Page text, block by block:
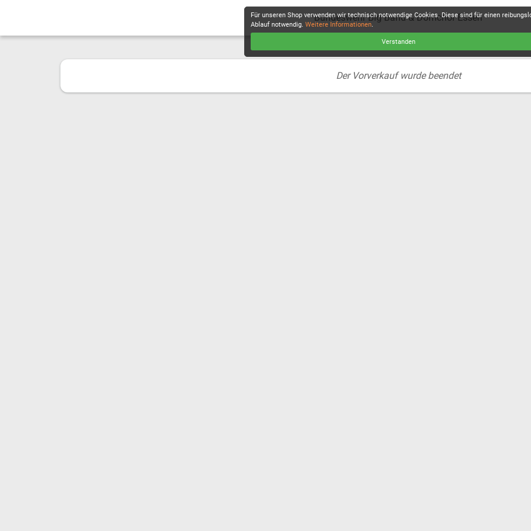
Bundeswehr Big Band & Domchor Essen
Der Vorverkauf wurde beendet
Für unseren Shop verwenden wir technisch notwendige Cookies. Diese sind für einen
Ablauf notwendig. Weitere Informationen.
Verstanden